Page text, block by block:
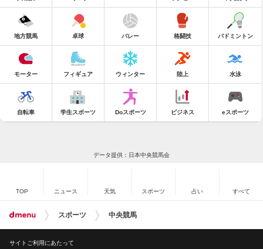
地方競馬 卓球 バレー 格闘技 バドミントン
モーター フィギュア ウィンター 陸上 水泳
自転車 学生スポーツ Doスポーツ ビジネス eスポーツ
データ提供：日本中央競馬会
TOP ニュース 天気 スポーツ 占い すべて
スポーツ 中央競馬
サイトご利用にあたって